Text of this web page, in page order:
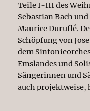
Teile I-III des
Sebastian Bach
Maurice Duruflé.
Schöpfung von
dem
Emslandes und
Sängerinnen und
auch